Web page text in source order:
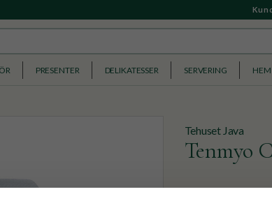
PRESENTER DELIKATESSER SERVERING HEM
Tehuset Java
Tenmyo
Högkvalitativ